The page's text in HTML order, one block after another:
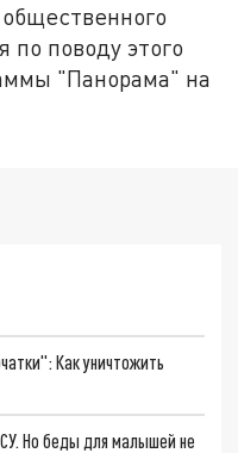
поводу этого
"Панорама" на
Как уничтожить
Но беды для малышей не